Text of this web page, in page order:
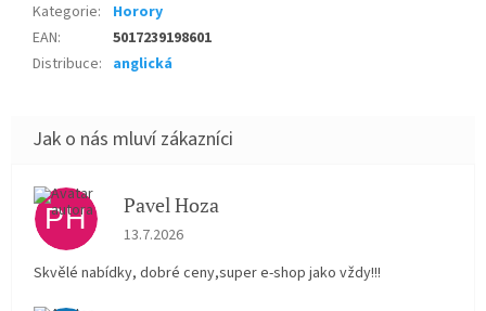
Kategorie:
Horory
EAN:
5017239198601
Distribuce: anglická
PH Pavel Hoza
Hodnocení obchodu je 5 z 5 hvězdiček.
13.7.2026
Skvělé nabídky, dobré ceny,super e-shop jako vždy!!!